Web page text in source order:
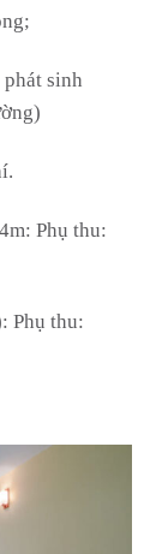
sinh
Phụ thu:
Phụ thu: